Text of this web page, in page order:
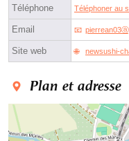
Téléphone Téléphoner au
Email
Site web newsushi-
Plan et adresse